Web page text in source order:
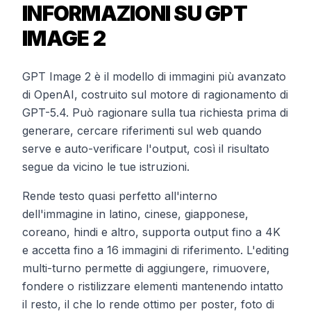
INFORMAZIONI SU GPT
IMAGE 2
GPT Image 2 è il modello di immagini più avanzato
di OpenAI, costruito sul motore di ragionamento di
GPT-5.4. Può ragionare sulla tua richiesta prima di
generare, cercare riferimenti sul web quando
serve e auto-verificare l'output, così il risultato
segue da vicino le tue istruzioni.
Rende testo quasi perfetto all'interno
dell'immagine in latino, cinese, giapponese,
coreano, hindi e altro, supporta output fino a 4K
e accetta fino a 16 immagini di riferimento. L'editing
multi-turno permette di aggiungere, rimuovere,
fondere o ristilizzare elementi mantenendo intatto
il resto, il che lo rende ottimo per poster, foto di